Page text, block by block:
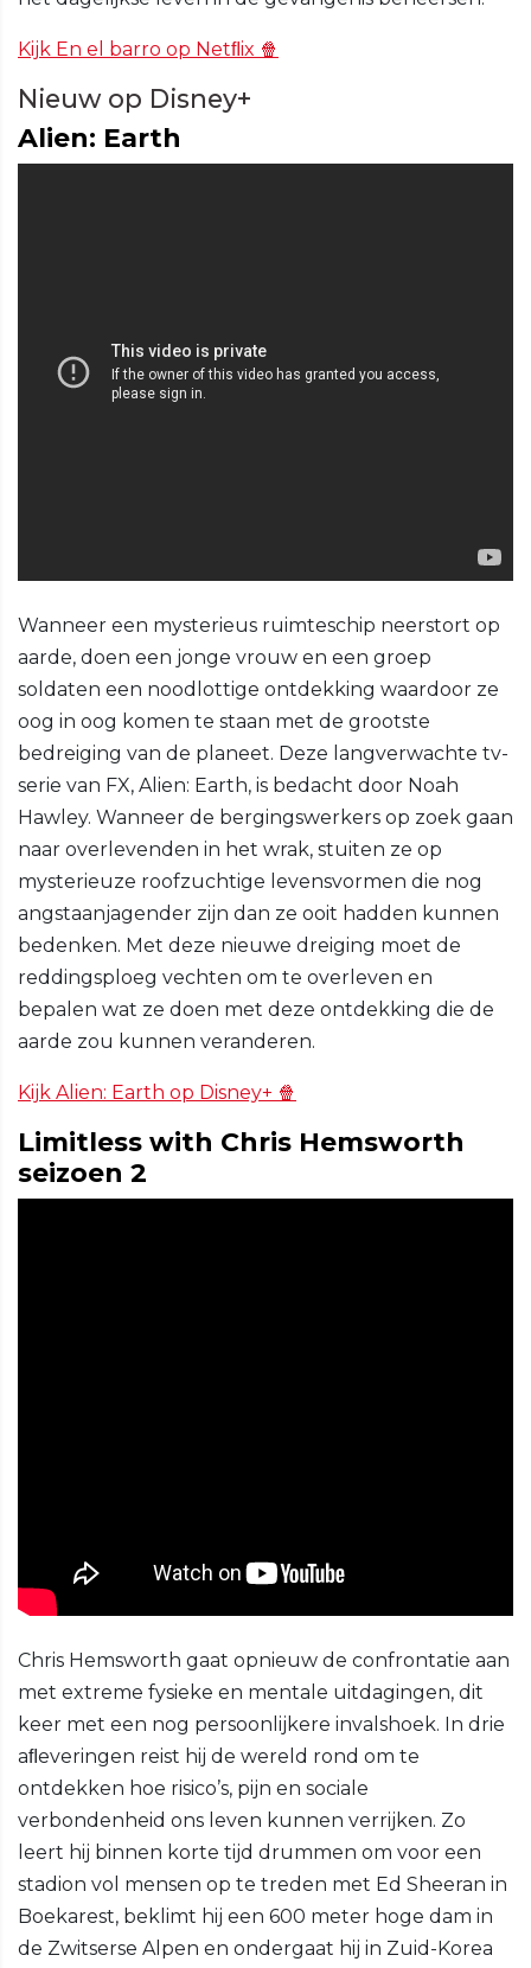
Kijk En el barro op Netﬂix 🍿
Nieuw op Disney+
Alien: Earth
Wanneer een mysterieus ruimteschip neerstort op
aarde, doen een jonge vrouw en een groep
soldaten een noodlottige ontdekking waardoor ze
oog in oog komen te staan met de grootste
bedreiging van de planeet. Deze langverwachte tv-
serie van FX, Alien: Earth, is bedacht door Noah
Hawley. Wanneer de bergingswerkers op zoek gaan
naar overlevenden in het wrak, stuiten ze op
mysterieuze roofzuchtige levensvormen die nog
angstaanjagender zijn dan ze ooit hadden kunnen
bedenken. Met deze nieuwe dreiging moet de
reddingsploeg vechten om te overleven en
bepalen wat ze doen met deze ontdekking die de
aarde zou kunnen veranderen.
Kijk Alien: Earth op Disney+ 🍿
Limitless with Chris Hemsworth
seizoen 2
Chris Hemsworth gaat opnieuw de confrontatie aan
met extreme fysieke en mentale uitdagingen, dit
keer met een nog persoonlijkere invalshoek. In drie
aﬂeveringen reist hij de wereld rond om te
ontdekken hoe risico’s, pijn en sociale
verbondenheid ons leven kunnen verrijken. Zo
leert hij binnen korte tijd drummen om voor een
stadion vol mensen op te treden met Ed Sheeran in
Boekarest, beklimt hij een 600 meter hoge dam in
de Zwitserse Alpen en ondergaat hij in Zuid-Korea